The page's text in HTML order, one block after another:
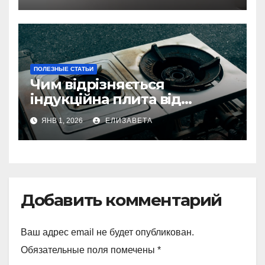
ПОЛЕЗНЫЕ СТАТЬИ
Чим відрізняється
індукційна плита від
електричної: переваги та
недоліки
ЯНВ 1, 2026 ЕЛИЗАВЕТА
Добавить комментарий
Ваш адрес email не будет опубликован.
Обязательные поля помечены *